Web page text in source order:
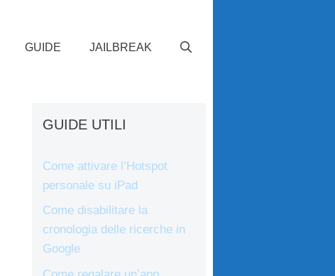
GUIDE JAILBREAK
GUIDE UTILI
Come attivare l’Hotspot
personale su iPad
Come disabilitare la
cronologia delle ricerche in
Google